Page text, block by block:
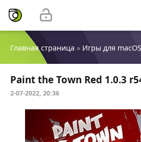
Главная страница » Игры для macOS
Paint the Town Red 1.0.3
2-07-2022, 20:36